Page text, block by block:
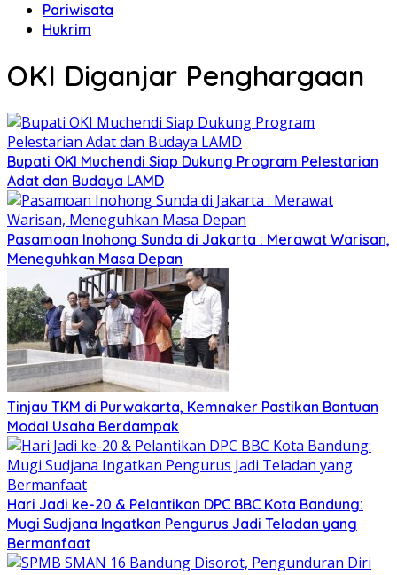
Pariwisata
Hukrim
OKI Diganjar Penghargaan
Bupati OKI Muchendi Siap Dukung Program Pelestarian
Adat dan Budaya LAMD
Pasamoan Inohong Sunda di Jakarta : Merawat Warisan,
Meneguhkan Masa Depan
Tinjau TKM di Purwakarta, Kemnaker Pastikan Bantuan
Modal Usaha Berdampak
Hari Jadi ke-20 & Pelantikan DPC BBC Kota Bandung:
Mugi Sudjana Ingatkan Pengurus Jadi Teladan yang
Bermanfaat